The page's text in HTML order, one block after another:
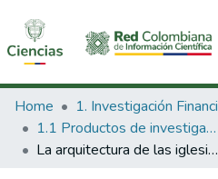
Communities & Collections
All of DSpace
Home
1.1 Productos de investigación
La arquitectura de las iglesias y su importancia urbana en el Valle del Cauca